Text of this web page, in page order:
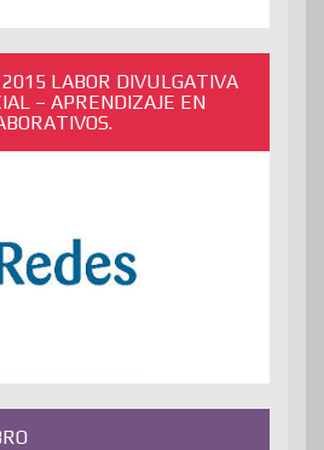
LABOR DIVULGATIVA
– APRENDIZAJE EN